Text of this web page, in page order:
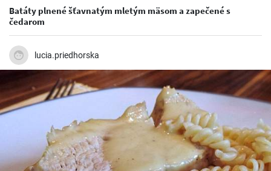
Batáty plnené šťavnatým mletým mäsom a zapečené s
čedarom
lucia.priedhorska